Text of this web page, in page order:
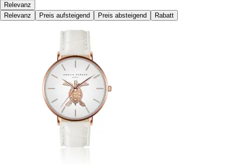
Relevanz
Relevanz
Preis aufsteigend Preis absteigend Rabatt